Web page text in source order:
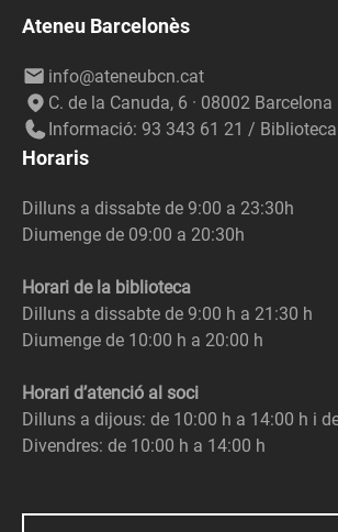
Ateneu Barcelonès
info@ateneubcn.cat
C. de la Canuda, 6 · 08002 Barcelona
Informació: 93 343 61 21 /
Horaris
Dilluns a dissabte de 9:00 a 23:30h
Diumenge de 09:00 a 20:30h
Horari de la biblioteca
Dilluns a dissabte de 9:00 h a 21:30 h
Diumenge de 10:00 h a 20:00 h
Horari d’atenció al soci
Dilluns a dijous: de 10:00 h a 14:00 h i
Divendres: de 10:00 h a 14:00 h